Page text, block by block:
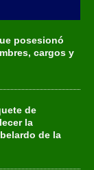
posesionó
cargos y
de
la
de la